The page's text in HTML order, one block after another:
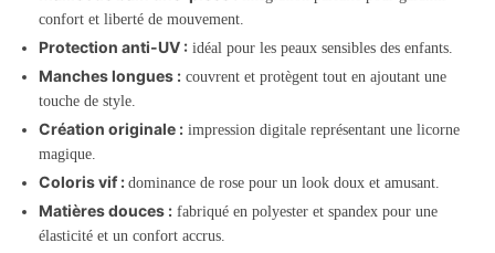
confort et liberté de mouvement.
Protection anti-UV : idéal pour les peaux sensibles des enfants.
Manches longues : couvrent et protègent tout en ajoutant une
touche de style.
Création originale : impression digitale représentant une licorne
magique.
Coloris vif : dominance de rose pour un look doux et amusant.
Matières douces : fabriqué en polyester et spandex pour une
élasticité et un confort accrus.